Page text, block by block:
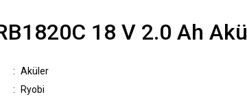
18 V 2.0 Ah Akü
Aküler
Ryobi